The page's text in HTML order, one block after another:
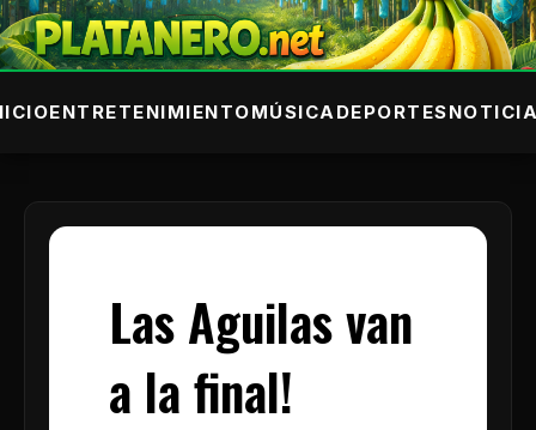
ENTRETENIMIENTOMÚSICADEPORTES
Las Aguilas van
a la final!